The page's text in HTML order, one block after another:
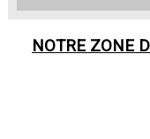
NOTRE ZONE